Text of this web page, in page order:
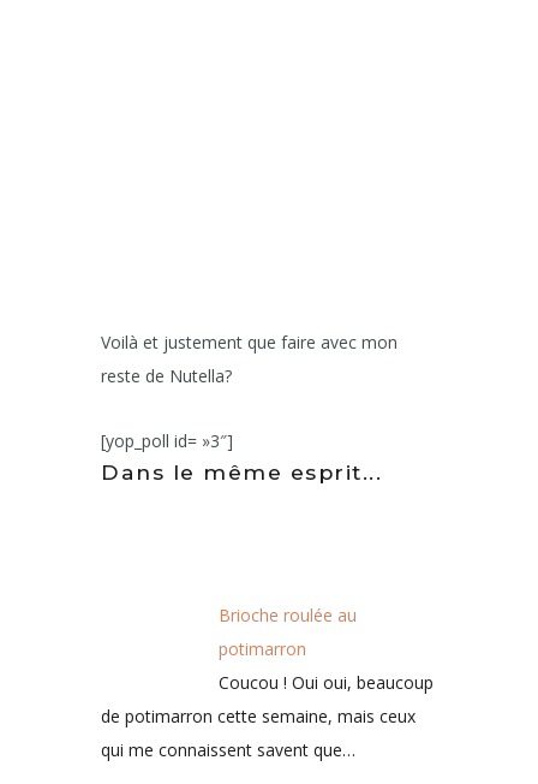
Voilà et justement que faire avec mon
reste de Nutella?
[yop_poll id= »3″]
Dans le même esprit...
Brioche roulée au
potimarron
Coucou ! Oui oui, beaucoup
de potimarron cette semaine, mais ceux
qui me connaissent savent que…